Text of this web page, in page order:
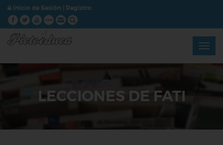
Inicio de Sesión Registro
LECCIONES DE FATI